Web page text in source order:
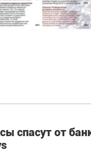
спасут от